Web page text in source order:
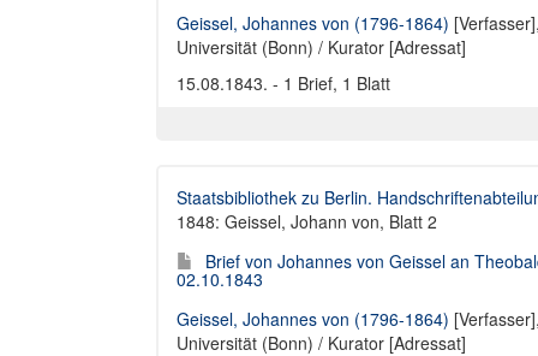
Geissel, Johannes von (1796-1864)
Universität (Bonn) / Kurator [Adressat]
15.08.1843. - 1 Brief, 1 Blatt
Staatsbibliothek zu Berlin.
1848: Geissel, Johann von, Blatt 2
Brief von Johannes von Geissel an
02.10.1843
Geissel, Johannes von (1796-1864)
Universität (Bonn) / Kurator [Adressat]